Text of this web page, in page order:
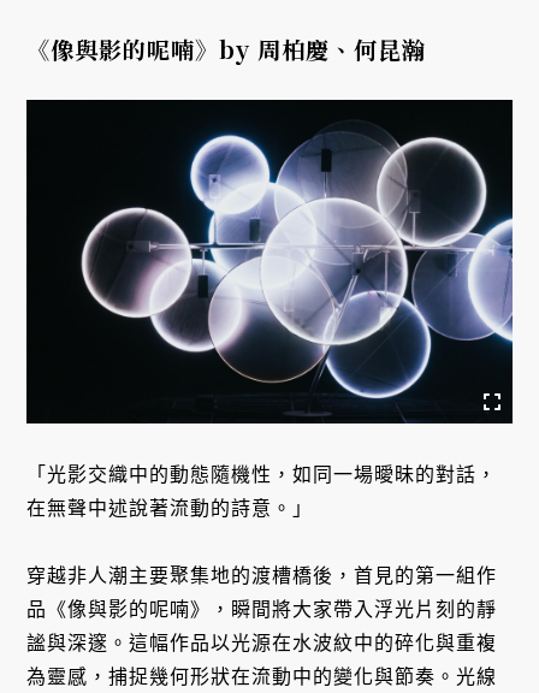
《像與影的呢喃》by 周柏慶、何昆瀚
「光影交織中的動態隨機性，如同一場曖昧的對話，
在無聲中述說著流動的詩意。」
穿越非人潮主要聚集地的渡槽橋後，首見的第一組作
品《像與影的呢喃》，瞬間將大家帶入浮光片刻的靜
謐與深邃。這幅作品以光源在水波紋中的碎化與重複
為靈感，捕捉幾何形狀在流動中的變化與節奏。光線